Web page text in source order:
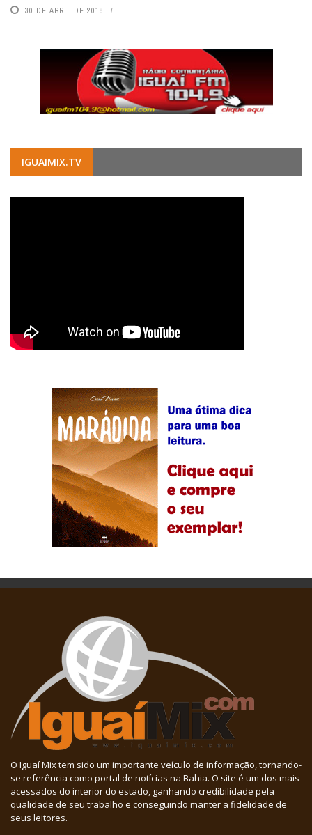
30 DE ABRIL DE 2018
IGUAIMIX.TV
O Iguaí Mix tem sido um importante veículo de informação, tornando-
se referência como portal de notícias na Bahia. O site é um dos mais
acessados do interior do estado, ganhando credibilidade pela
qualidade de seu trabalho e conseguindo manter a fidelidade de
seus leitores.